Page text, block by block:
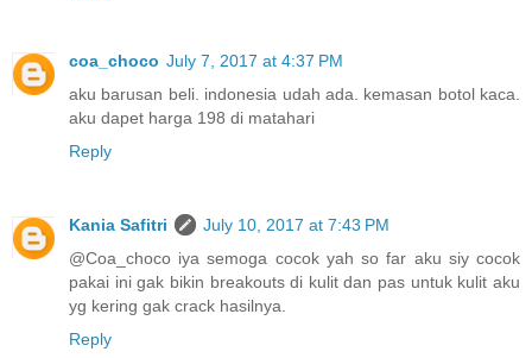
coa_choco July 7, 2017 at 4:37 PM
aku barusan beli. indonesia udah ada. kemasan botol kaca.
aku dapet harga 198 di matahari
Reply
Kania Safitri
July 10, 2017 at 7:43 PM
@Coa_choco iya semoga cocok yah so far aku siy cocok
pakai ini gak bikin breakouts di kulit dan pas untuk kulit aku
yg kering gak crack hasilnya.
Reply